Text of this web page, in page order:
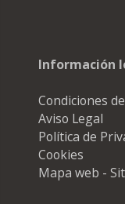
Información
Condiciones
Aviso Legal
Política de
Cookies
Mapa web -